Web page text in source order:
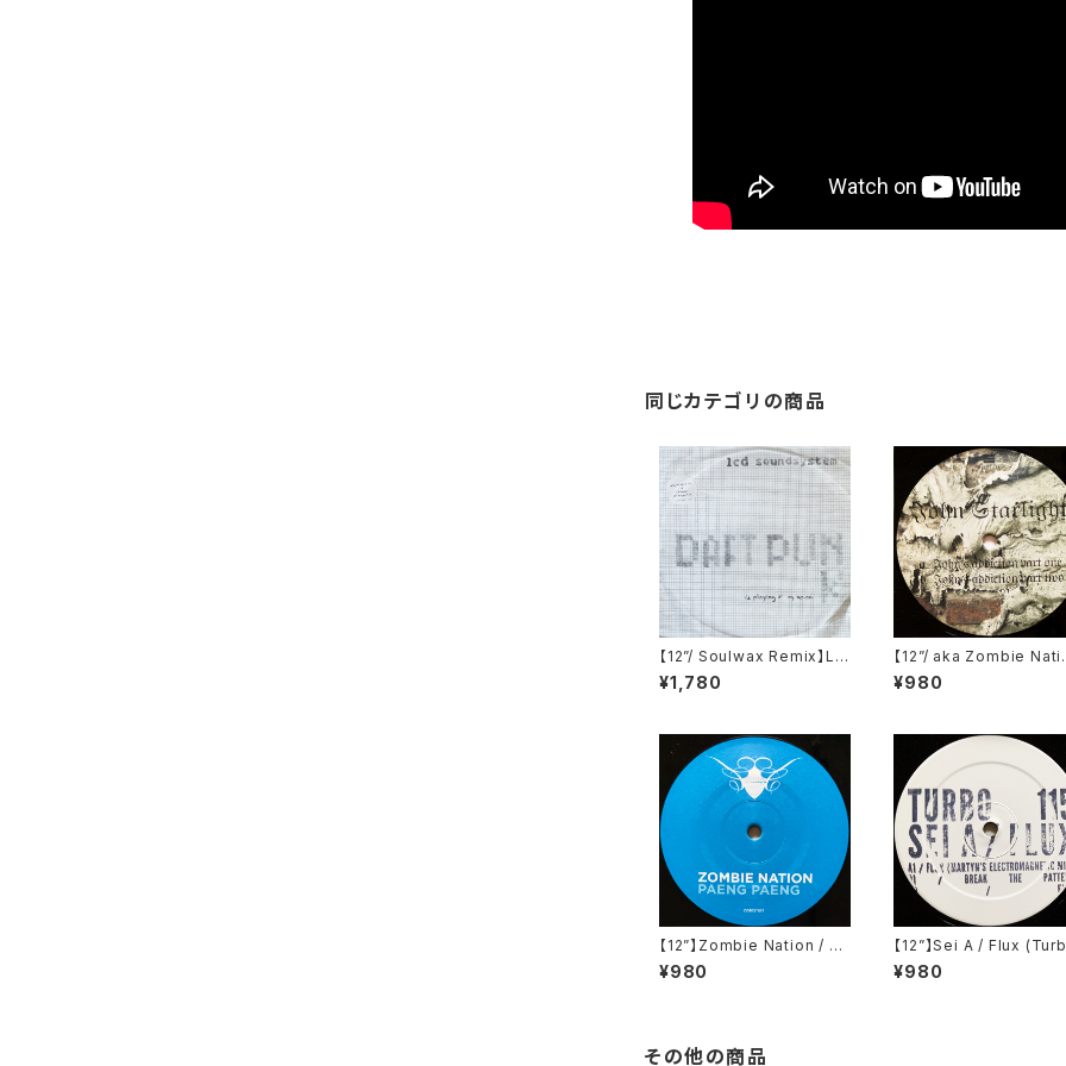
同じカテゴリの商品
【12”/ Soulwax Remix】LC
D Soundsystem / Daft P
unk Is Playing At My Ho
¥1,780
【12”/ aka Zombie
n】John Starlight / Joh
n's Addiction
¥980
【12”】Zombie Nation / Pa
eng Paeng (Cocoon Rec
ordings) (COR12"017)
¥980
【12”】Sei A / Flux
(Turbo 115)
¥980
その他の商品